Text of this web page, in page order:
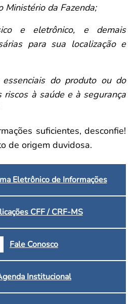
Ministério da Fazenda;
e eletrônico, e demais
para sua localização e
do produto ou do
riscos à saúde e à segurança
suficientes, desconfie!
de origem duvidosa.
Eletrônico de Informações
CFF / CRF-MS
Fale Conosco
Institucional